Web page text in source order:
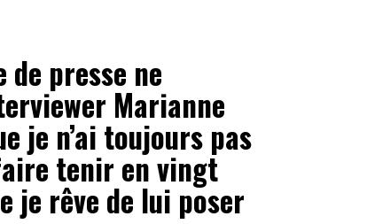
de presse ne
Marianne
je n’ai toujours pas
tenir en vingt
je rêve de lui poser